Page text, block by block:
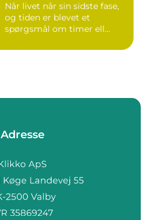
Når livet når sin sidste fase,
og tiden er blevet et
spørgsmål om timer ell...
Adresse